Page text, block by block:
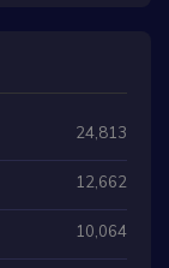
24,813
12,662
10,064